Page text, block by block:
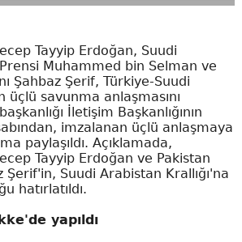
Tayyip Erdoğan, Suudi
Muhammed bin Selman ve
Şahbaz Şerif, Türkiye-Suudi
üçlü savunma anlaşmasını
İletişim Başkanlığının
imzalanan üçlü anlaşmaya
paylaşıldı. Açıklamada,
Tayyip Erdoğan ve Pakistan
Şerif'in, Suudi Arabistan Krallığı'na
hatırlatıldı.
yapıldı